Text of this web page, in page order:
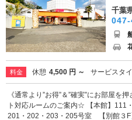
千葉
料金 休憩 4,500 円 ～ サービスタ
《通常より”お得”＆”確実”にお部屋
ト対応ルームのご案内☆ 【本館】111
201・202・203・205号室 【別館３F